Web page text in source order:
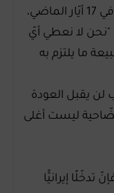
أنّ الحزب لا يزال على موقفه المعلن في 17 أيّار الماضي،
يومًا، ومفاده: "نحن لا نعطي أيّ
ما يلتزم به
يقبل العودة
ليست أغلى
تدخّلًا إيرانيًّا